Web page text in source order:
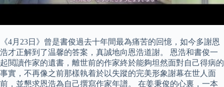
《4月23日》曾是書俊過去十年間最為痛苦的回憶，如今多謝恩
浩才正解到了温馨的答案，真誠地向恩浩道謝。 恩浩和書俊一
起閲讀作家的遺書，離世前的作家終於能夠坦然面對自己得病的
事實，不再像之前那樣執着於以失蹤的完美形象謝幕在世人面
前，並懇求恩浩為自己撰寫作家年譜。 在姜秉俊的心裏，一本